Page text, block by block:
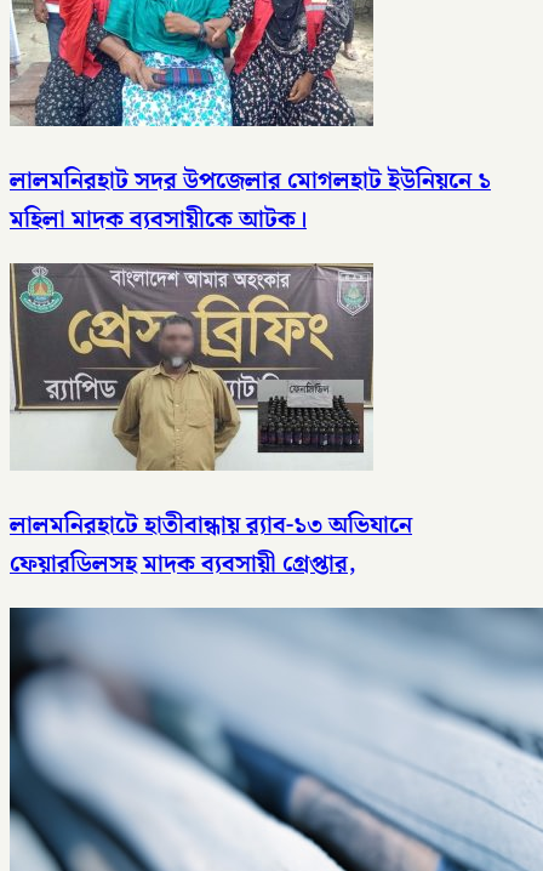
লালমনিরহাট সদর উপজেলার মোগলহাট ইউনিয়নে ১
মহিলা মাদক ব্যবসায়ীকে আটক।
লালমনিরহাটে হাতীবান্ধায় র‌্যাব-১৩ অভিযানে
ফেয়ারডিলসহ মাদক ব্যবসায়ী গ্রেপ্তার,